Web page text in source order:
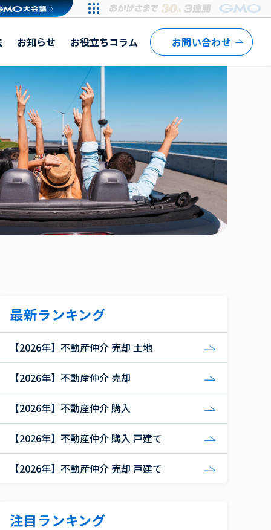
お知らせ お役立ちコラム お問い合わせ
最新ランキング
【2026年】不動産仲介 売却 土地
【2026年】不動産仲介 売却
【2026年】不動産仲介 購入
【2026年】不動産仲介 購入 戸建て
【2026年】不動産仲介 売却 戸建て
注目ランキング